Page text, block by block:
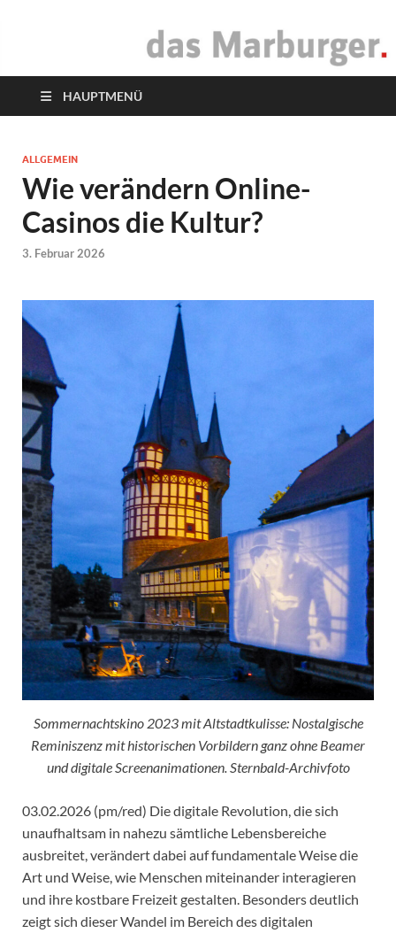
das Marburger.
HAUPTMENÜ
ALLGEMEIN
Wie verändern Online-
Casinos die Kultur?
3. Februar 2026
Sommernachtskino 2023 mit Altstadtkulisse: Nostalgische
Reminiszenz mit historischen Vorbildern ganz ohne Beamer
und digitale Screenanimationen. Sternbald-Archivfoto
03.02.2026 (pm/red) Die digitale Revolution, die sich
unaufhaltsam in nahezu sämtliche Lebensbereiche
ausbreitet, verändert dabei auf fundamentale Weise die
Art und Weise, wie Menschen miteinander interagieren
und ihre kostbare Freizeit gestalten. Besonders deutlich
zeigt sich dieser Wandel im Bereich des digitalen